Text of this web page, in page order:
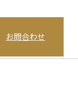
お問合わせ